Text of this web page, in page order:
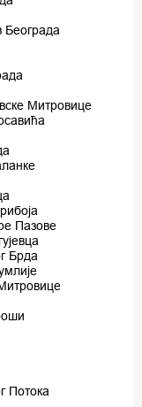
Митровице
Пазове
Брда
Потока